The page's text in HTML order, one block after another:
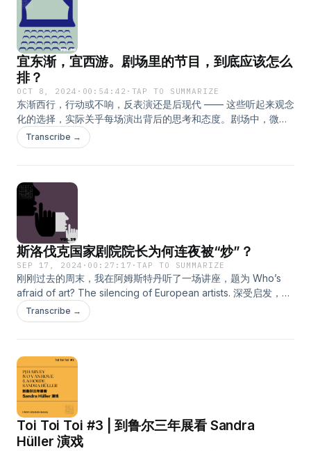
听途说」是假艺术节的独立播客项目。 本期内容的配套图文索
引，已同步更新在微信公众平台「假艺术节」。
宜东渐，宜西游。剧场里的节目，到底应该怎么
排？
OCT 8, 2024 · 00:54:42 · TAP TO SUMMARIZE
东渐西行，行动或不响，反表演还是后现代 —— 这些听起来观念
化的选择，实际关乎每场演出背后的思考和态度。剧场中，微小
的感动如细流般涌动，决定性的邂逅在不经意间发生，正是这些
瞬间让我们在无声处见证生活。剧场是情感的放大器，也是生活
捉时代脉搏，回应社会现实，穿越美学景观与理念山谷。 - 主
播：Orange 特邀嘉宾：包含 微博 @道听途说播客 「道听途
说」是假艺术节的独立播客项目。 本期内容的配套图文索引，已
同步更新在微信公众平台「假艺术节」。
Transcribe →
斯洛伐克国家剧院院长为何连夜被“炒”？
SEP 17, 2024 · 00:27:17 ·TAP TO SUMMARIZE
刚刚过去的周末，我在阿姆斯特丹听了一场讲座，题为 Who’s
afraid of art? The silencing of European artists. 深受启发，回
到家即兴录制了这期节目，也算帮自己理清一些思绪。欧陆集体
右转的文化政策一浪高过一浪的“碾压”背后，越来越多(极)右翼
多启示？ 面对灰暗的当下和可能更加令人沮丧的未来，我们不得
不反思艺术的公共角色。当大量文化机构迫于内外压力失去自主
性，艺术家被迫应对资金削减、项目取消甚至是声誉抹黑，文化
界是否还能找到新的路径，保持独立与自省？斯洛伐克的情况只
是冰山一角。放眼整个欧陆，尤其是基础资源更为优渥的西欧，
艺术自由同样面临前所未有的干扰。在右翼势力全方位的夹击之
Transcribe →
Toi Toi Toi #3 | 到鲁尔三年展看 Sandra
Hüller 演戏